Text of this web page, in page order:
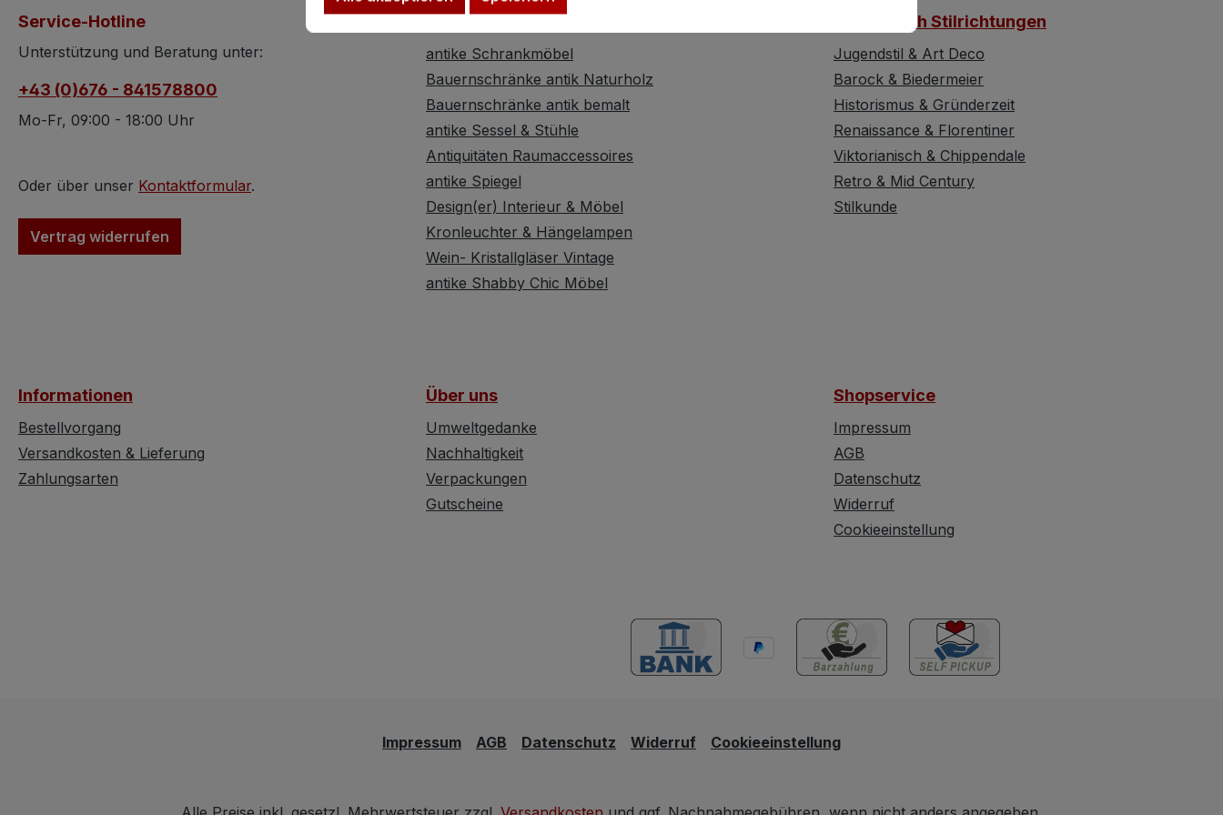
Service-Hotline
Unterstützung und Beratung unter:
+43 (0)676 - 841578800
Mo-Fr, 09:00 - 18:00 Uhr
Oder über unser Kontaktformular.
Vertrag widerrufen
antike Schrankmöbel
Bauernschränke antik Naturholz
Bauernschränke antik bemalt
antike Sessel & Stühle
Antiquitäten Raumaccessoires
antike Spiegel
Design(er) Interieur & Möbel
Kronleuchter & Hängelampen
Wein- Kristallgläser Vintage
antike Shabby Chic Möbel
Möbel nach Stilrichtungen
Jugendstil & Art Deco
Barock & Biedermeier
Historismus & Gründerzeit
Renaissance & Florentiner
Viktorianisch & Chippendale
Retro & Mid Century
Stilkunde
Informationen
Bestellvorgang
Versandkosten & Lieferung
Zahlungsarten
Über uns
Umweltgedanke
Nachhaltigkeit
Verpackungen
Gutscheine
Shopservice
Impressum
AGB
Datenschutz
Widerruf
Cookieeinstellung
Impressum AGB Datenschutz Widerruf Cookieeinstellung